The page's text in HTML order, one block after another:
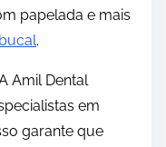
papelada e mais
.
Amil Dental
em
garante que